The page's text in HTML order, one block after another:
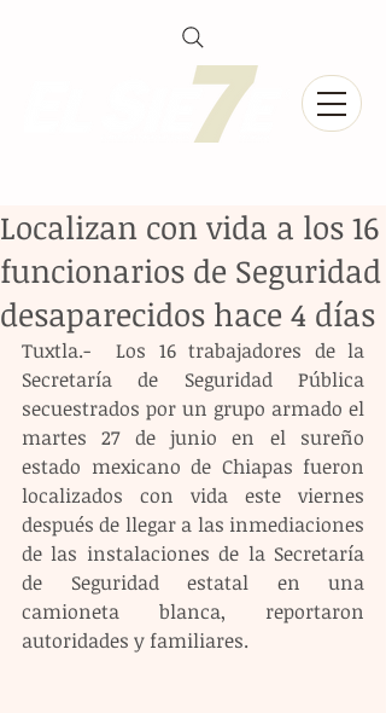
Localizan con vida a los 16
funcionarios de Seguridad
desaparecidos hace 4 días
Tuxtla.-  Los 16 trabajadores de la
Secretaría de Seguridad Pública
secuestrados por un grupo armado el
martes 27 de junio en el sureño
estado mexicano de Chiapas fueron
localizados con vida este viernes
después de llegar a las inmediaciones
de las instalaciones de la Secretaría
de Seguridad estatal en una
camioneta blanca, reportaron
autoridades y familiares.